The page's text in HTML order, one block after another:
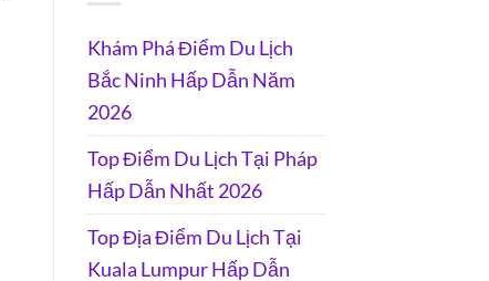
Khám Phá Điểm Du Lịch
Bắc Ninh Hấp Dẫn Năm
2026
Top Điểm Du Lịch Tại Pháp
Hấp Dẫn Nhất 2026
Top Địa Điểm Du Lịch Tại
Kuala Lumpur Hấp Dẫn